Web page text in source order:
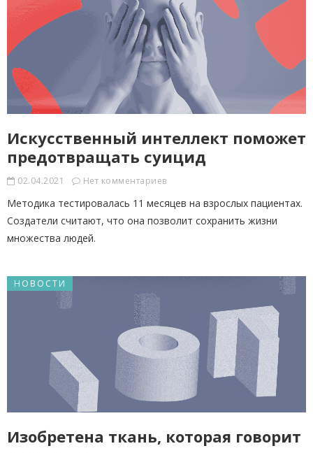
Искусственный интеллект поможет
предотвращать суицид
02.04.2021 Нет комментариев
Методика тестировалась 11 месяцев на взрослых пациентах.
Создатели считают, что она позволит сохранить жизни
множества людей.
НОВОСТИ
Изобретена ткань, которая говорит